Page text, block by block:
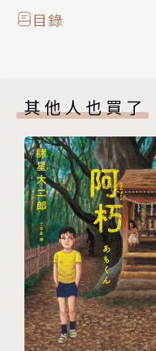
目錄
其他人也買了